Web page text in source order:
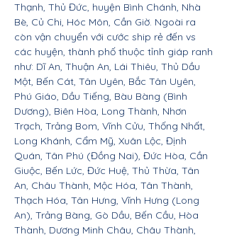
Thạnh, Thủ Đức, huyện Bình Chánh, Nhà
Bè, Củ Chi, Hóc Môn, Cần Giờ. Ngoài ra
còn vận chuyển với cước ship rẻ đến vs
các huyện, thành phố thuộc tỉnh giáp ranh
như: Dĩ An, Thuận An, Lái Thiêu, Thủ Dầu
Một, Bến Cát, Tân Uyên, Bắc Tân Uyên,
Phú Giáo, Dầu Tiếng, Bàu Bàng (Bình
Dương), Biên Hòa, Long Thành, Nhơn
Trạch, Trảng Bom, Vĩnh Cửu, Thống Nhất,
Long Khánh, Cẩm Mỹ, Xuân Lộc, Định
Quán, Tân Phú (Đồng Nai), Đức Hòa, Cần
Giuộc, Bến Lức, Đức Huệ, Thủ Thừa, Tân
An, Châu Thành, Mộc Hóa, Tân Thành,
Thạch Hóa, Tân Hưng, Vĩnh Hưng (Long
An), Trảng Bàng, Gò Dầu, Bến Cầu, Hòa
Thành, Dương Minh Châu, Châu Thành,